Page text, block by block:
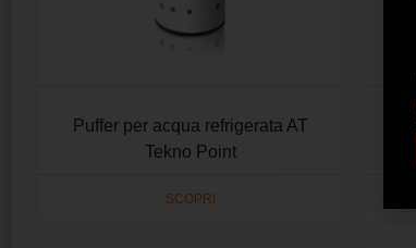
Puffer per acqua refrigerata AT
Tekno Point
SCOPRI